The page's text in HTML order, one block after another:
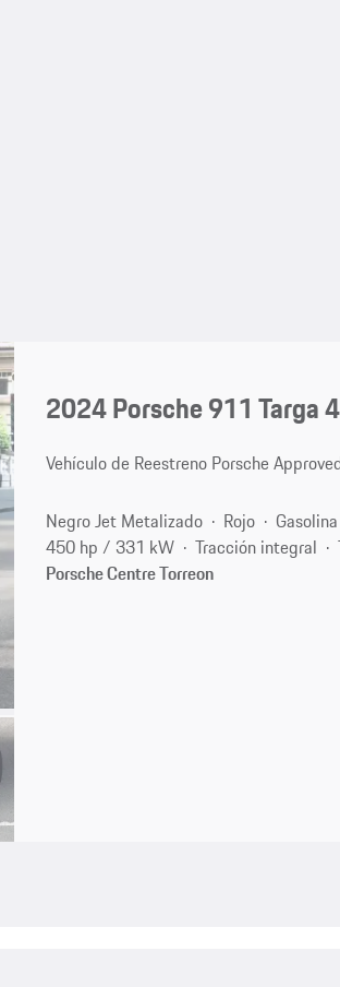
2024 Porsche 911 Targa
Vehículo de Reestreno Porsche
Negro Jet Metalizado Rojo Gasolina
450 hp / 331 kW
Tracción integral
Porsche Centre Torreon